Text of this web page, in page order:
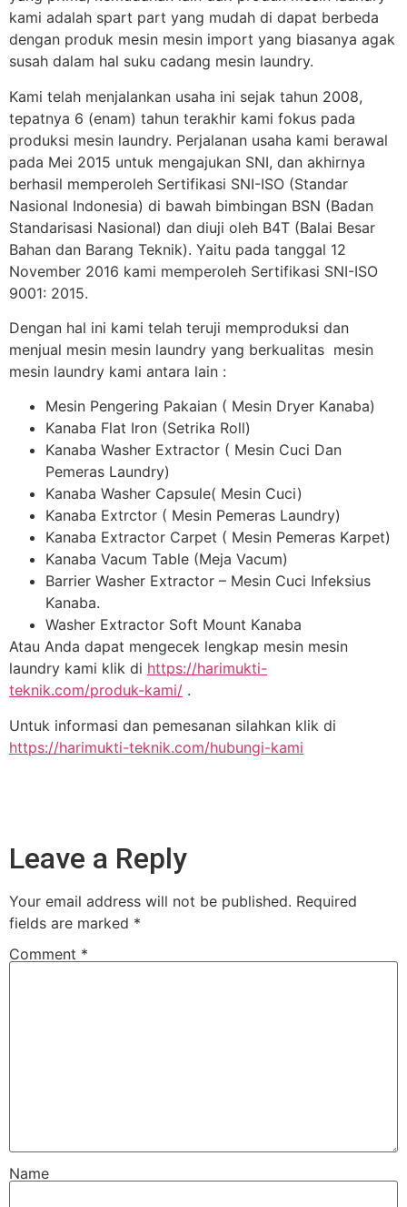
kami adalah spart part yang mudah di dapat berbeda
dengan produk mesin mesin import yang biasanya agak
susah dalam hal suku cadang mesin laundry.
Kami telah menjalankan usaha ini sejak tahun 2008,
tepatnya 6 (enam) tahun terakhir kami fokus pada
produksi mesin laundry. Perjalanan usaha kami berawal
pada Mei 2015 untuk mengajukan SNI, dan akhirnya
berhasil memperoleh Sertifikasi SNI-ISO (Standar
Nasional Indonesia) di bawah bimbingan BSN (Badan
Standarisasi Nasional) dan diuji oleh B4T (Balai Besar
Bahan dan Barang Teknik). Yaitu pada tanggal 12
November 2016 kami memperoleh Sertifikasi SNI-ISO
9001: 2015.
Dengan hal ini kami telah teruji memproduksi dan
menjual mesin mesin laundry yang berkualitas mesin
mesin laundry kami antara lain :
Mesin Pengering Pakaian ( Mesin Dryer Kanaba)
Kanaba Flat Iron (Setrika Roll)
Kanaba Washer Extractor ( Mesin Cuci Dan
Pemeras Laundry)
Kanaba Washer Capsule( Mesin Cuci)
Kanaba Extrctor ( Mesin Pemeras Laundry)
Kanaba Extractor Carpet ( Mesin Pemeras Karpet)
Kanaba Vacum Table (Meja Vacum)
Barrier Washer Extractor – Mesin Cuci Infeksius
Kanaba.
Washer Extractor Soft Mount Kanaba
Atau Anda dapat mengecek lengkap mesin mesin
laundry kami klik di https://harimukti-
teknik.com/produk-kami/ .
Untuk informasi dan pemesanan silahkan klik di
https://harimukti-teknik.com/hubungi-kami
Leave a Reply
Your email address will not be published. Required
fields are marked *
Comment *
Name